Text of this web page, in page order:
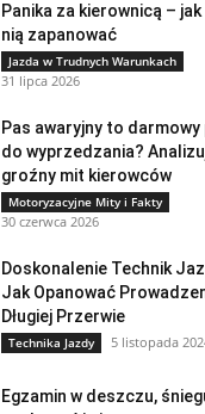
Panika za kierownicą – jak
nią zapanować
Jazda w Trudnych Warunkach
31 lipca 2026
Pas awaryjny to darmowy
do wyprzedzania?
groźny mit kierowców
Motoryzacyjne Mity i Fakty
30 czerwca 2026
Doskonalenie Technik
Jak Opanować
Długiej Przerwie
Technika Jazdy 5 listopada
Egzamin w deszczu,